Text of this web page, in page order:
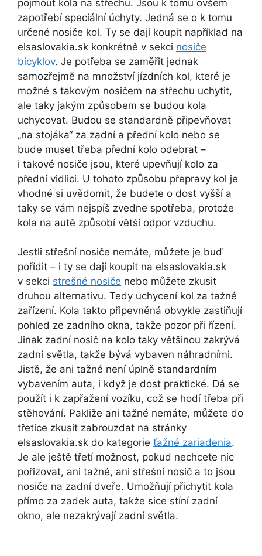
pojmout kola na střechu. Jsou k tomu ovšem
zapotřebí speciální úchyty. Jedná se o k tomu
určené nosiče kol. Ty se dají koupit například na
elsaslovakia.sk konkrétně v sekci nosiče
bicyklov. Je potřeba se zaměřit jednak
samozřejmě na množství jízdních kol, které je
možné s takovým nosičem na střechu uchytit,
ale taky jakým způsobem se budou kola
uchycovat. Budou se standardně připevňovat
„na stojáka“ za zadní a přední kolo nebo se
bude muset třeba přední kolo odebrat –
i takové nosiče jsou, které upevňují kolo za
přední vidlici. U tohoto způsobu přepravy kol je
vhodné si uvědomit, že budete o dost vyšší a
taky se vám nejspíš zvedne spotřeba, protože
kola na autě způsobí větší odpor vzduchu.
Jestli střešní nosiče nemáte, můžete je buď
pořídit – i ty se dají koupit na elsaslovakia.sk
v sekci strešné nosiče nebo můžete zkusit
druhou alternativu. Tedy uchycení kol za tažné
zařízení. Kola takto připevněná obvykle zastiňují
pohled ze zadního okna, takže pozor při řízení.
Jinak zadní nosič na kolo taky většinou zakrývá
zadní světla, takže bývá vybaven náhradními.
Jistě, že ani tažné není úplně standardním
vybavením auta, i když je dost praktické. Dá se
použít i k zapřažení vozíku, což se hodí třeba při
stěhování. Pakliže ani tažné nemáte, můžete do
třetice zkusit zabrouzdat na stránky
elsaslovakia.sk do kategorie ťažné zariadenia.
Je ale ještě třetí možnost, pokud nechcete nic
pořizovat, ani tažné, ani střešní nosič a to jsou
nosiče na zadní dveře. Umožňují přichytit kola
přímo za zadek auta, takže sice stíní zadní
okno, ale nezakrývají zadní světla.